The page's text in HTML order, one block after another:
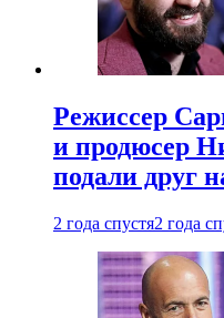
Режиссер
и продюсер
подали друг
2 года спустя2 года